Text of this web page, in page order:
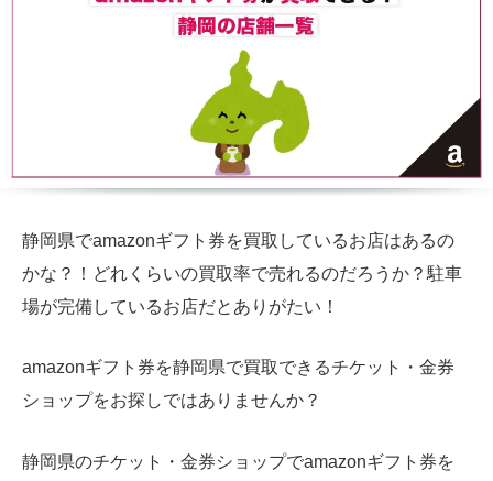
静岡県でamazonギフト券を買取しているお店はあるの
かな？！どれくらいの買取率で売れるのだろうか？駐車
場が完備しているお店だとありがたい！
amazonギフト券を静岡県で買取できるチケット・金券
ショップをお探しではありませんか？
静岡県のチケット・金券ショップでamazonギフト券を